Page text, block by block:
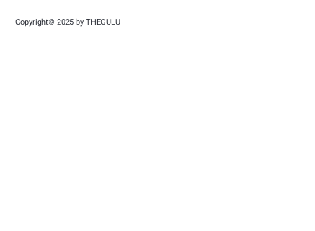
Copyright© 2025 by THEGULU